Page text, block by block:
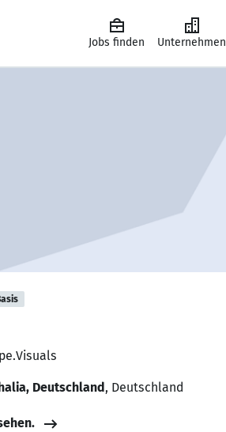
Jobs finden Unternehmen
Deutschland, Deutschland